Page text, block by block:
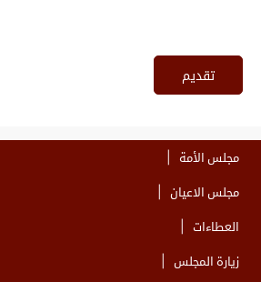
مجلس الأمة
مجلس الاعيان
العطاءات
زيارة المجلس